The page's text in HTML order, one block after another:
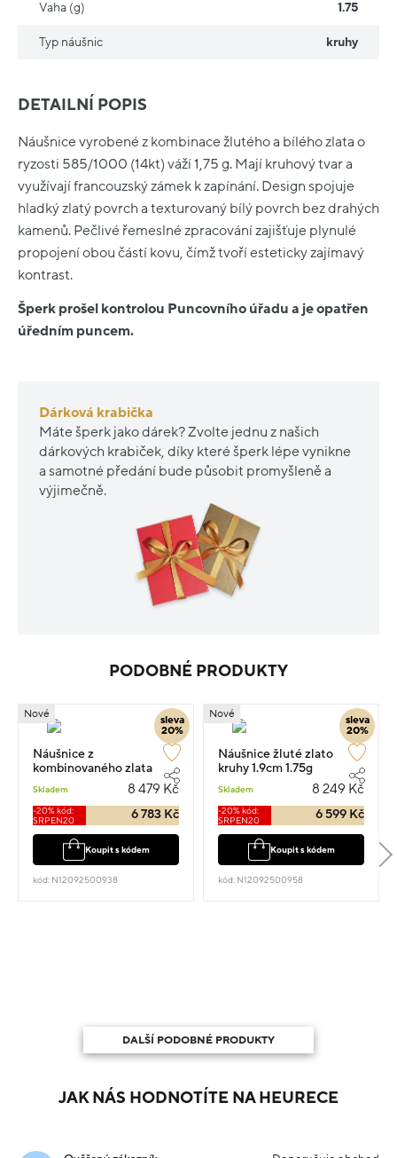
DETAILNÍ POPIS
Náušnice vyrobené z kombinace žlutého a bílého zlata o
ryzosti 585/1000 (14kt) váží 1,75 g. Mají kruhový tvar a
využívají francouzský zámek k zapínání. Design spojuje
hladký zlatý povrch a texturovaný bílý povrch bez drahých
kamenů. Pečlivé řemeslné zpracování zajišťuje plynulé
propojení obou částí kovu, čímž tvoří esteticky zajímavý
kontrast.
Šperk prošel kontrolou Puncovního úřadu a je opatřen
úředním puncem.
Dárková krabička
Máte šperk jako dárek? Zvolte jednu z našich
dárkových krabiček, díky které šperk lépe vynikne
a samotné předání bude působit promyšleně a
výjimečně.
Vaha (g) 1.75
Typ náušnic kruhy
PODOBNÉ PRODUKTY
sleva
20%
Nové
Náušnice z
kombinovaného zlata
Skladem 8 479 Kč
-20% kód:
SRPEN20
6 783 Kč
Koupit s kódem
kód: N12092500938
sleva
20%
Nové
Náušnice žluté zlato
kruhy 1.9cm 1.75g
Skladem 8 249 Kč
-20% kód:
SRPEN20
6 599 Kč
Koupit s kódem
kód: N12092500958
DALŠÍ PODOBNÉ PRODUKTY
JAK NÁS HODNOTÍTE NA HEURECE